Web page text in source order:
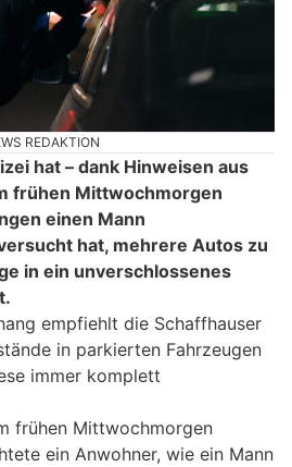
REDAKTION
hat – dank Hinweisen aus
frühen Mittwochmorgen
einen Mann
hat, mehrere Autos zu
in ein unverschlossenes
empfiehlt die Schaffhauser
in parkierten Fahrzeugen
immer komplett
frühen Mittwochmorgen
ein Anwohner, wie ein Mann